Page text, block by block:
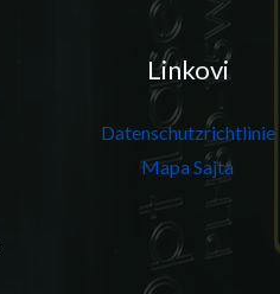
Linkovi
Datenschutzrichtlinie
Mapa Sajta